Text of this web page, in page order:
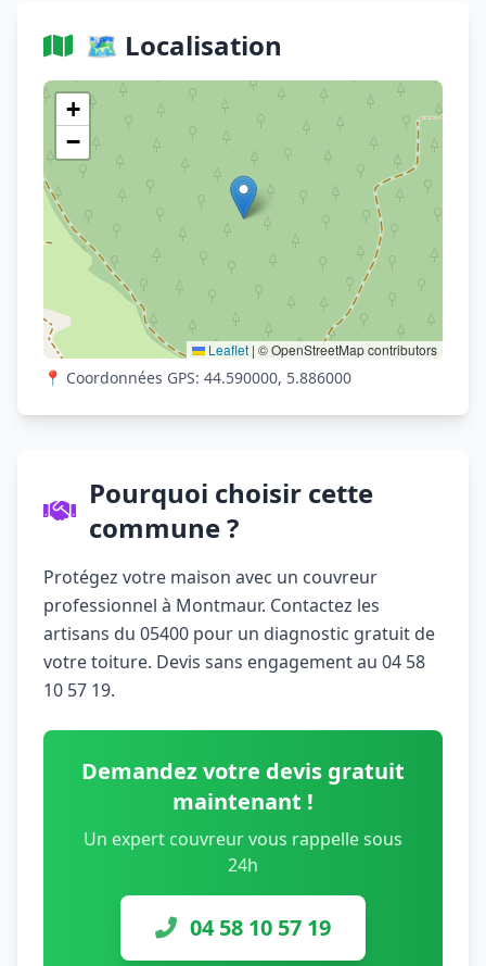
🗺️ Localisation
+
−
Leaflet | © OpenStreetMap contributors
Voir sur OpenStreetMap
📍 Coordonnées GPS: 44.590000, 5.886000
Pourquoi choisir cette
commune ?
Protégez votre maison avec un couvreur
professionnel à Montmaur. Contactez les
artisans du 05400 pour un diagnostic gratuit de
votre toiture. Devis sans engagement au 04 58
10 57 19.
Demandez votre devis gratuit
maintenant !
Un expert couvreur vous rappelle sous
24h
04 58 10 57 19